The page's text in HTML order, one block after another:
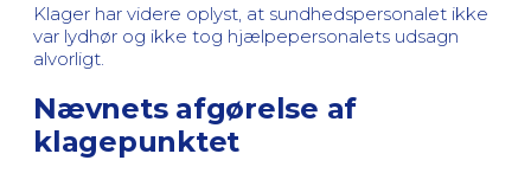
Klager har videre oplyst, at sundhedspersonalet ikke
var lydhør og ikke tog hjælpepersonalets udsagn
alvorligt.
Nævnets afgørelse af
klagepunktet